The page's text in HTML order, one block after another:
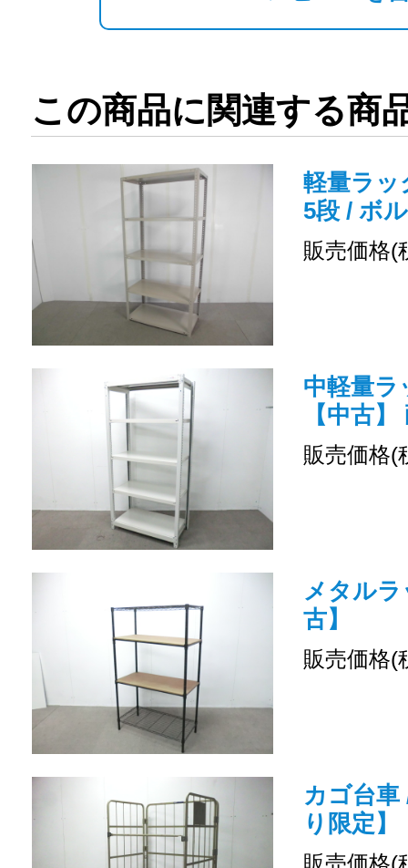
この商品に関連する商
軽量ラッ
5段 / ボ
販売価格(
中軽量ラ
【中古
販売価格(
メタル
古】
販売価格(
カゴ台
り限定】
販売価格(